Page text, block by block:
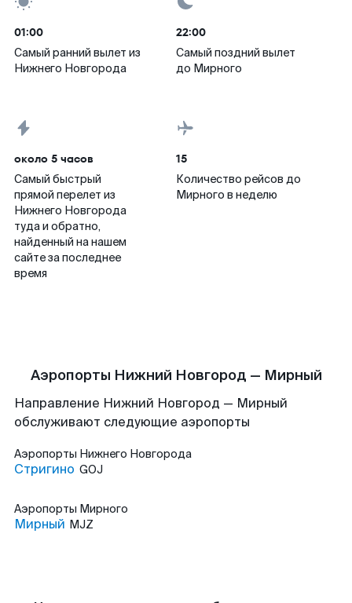
01:00
Самый ранний вылет из
Нижнего Новгорода
22:00
Самый поздний вылет
до Мирного
около 5 часов
Самый быстрый
прямой перелет из
Нижнего Новгорода
туда и обратно,
найденный на нашем
сайте за последнее
время
15
Количество рейсов до
Мирного в неделю
Аэропорты Нижний Новгород — Мирный
Направление Нижний Новгород — Мирный
обслуживают следующие аэропорты
Аэропорты Нижнего Новгорода
Стригино GOJ
Аэропорты Мирного
Мирный MJZ